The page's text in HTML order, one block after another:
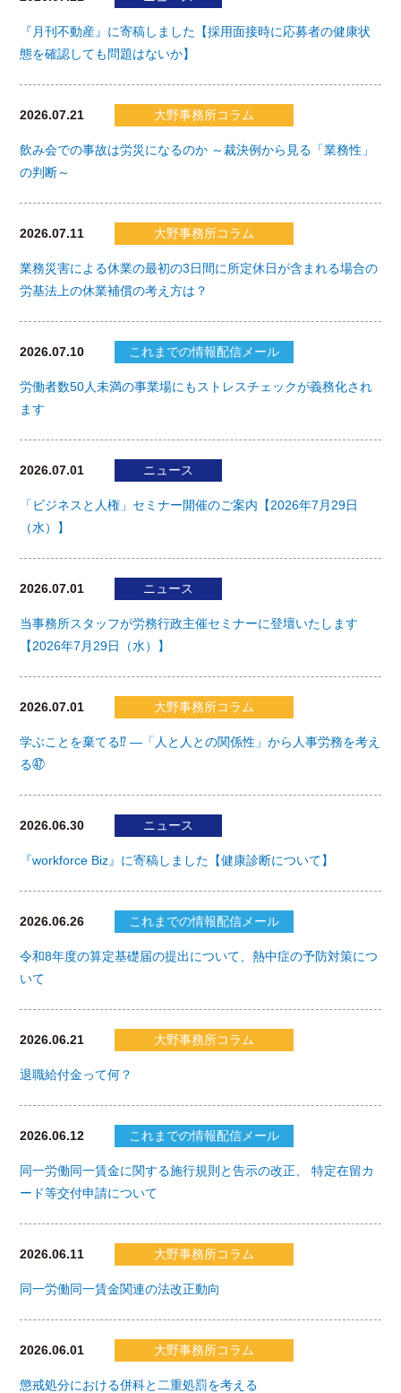
『月刊不動産』に寄稿しました【採用面接時に応募者の健康状
態を確認しても問題はないか】
2026.07.21 大野事務所コラム
飲み会での事故は労災になるのか ～裁決例から見る「業務性」
の判断～
2026.07.11 大野事務所コラム
業務災害による休業の最初の3日間に所定休日が含まれる場合の
労基法上の休業補償の考え方は？
2026.07.10 これまでの情報配信メール
労働者数50人未満の事業場にもストレスチェックが義務化され
ます
2026.07.01 ニュース
「ビジネスと人権」セミナー開催のご案内【2026年7月29日
（水）】
2026.07.01 ニュース
当事務所スタッフが労務行政主催セミナーに登壇いたします
【2026年7月29日（水）】
2026.07.01 大野事務所コラム
学ぶことを棄てる⁉ ―「人と人との関係性」から人事労務を考え
る㊼
2026.06.30 ニュース
『workforce Biz』に寄稿しました【健康診断について】
2026.06.26 これまでの情報配信メール
令和8年度の算定基礎届の提出について、熱中症の予防対策につ
いて
2026.06.21 大野事務所コラム
退職給付金って何？
2026.06.12 これまでの情報配信メール
同一労働同一賃金に関する施行規則と告示の改正、 特定在留カ
ード等交付申請について
2026.06.11 大野事務所コラム
同一労働同一賃金関連の法改正動向
2026.06.01 大野事務所コラム
懲戒処分における併科と二重処罰を考える